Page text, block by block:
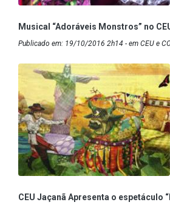
Musical “Adoráveis Monstros” no
Publicado em: 19/10/2016 2h14 - em CEU e
CEU Jaçanã Apresenta o espetáculo